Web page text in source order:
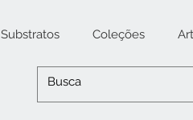
Substratos Coleções